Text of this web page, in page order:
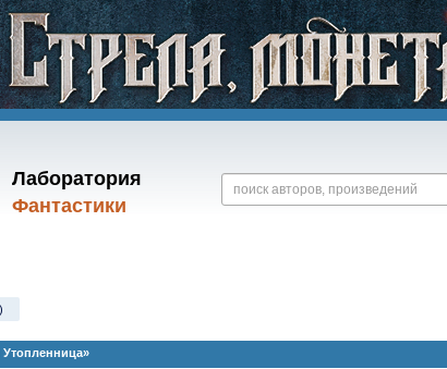
Лаборатория
Фантастики